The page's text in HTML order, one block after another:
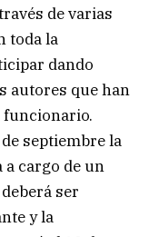
de varias
toda la
dando
autores que han
funcionario.
septiembre la
a cargo de un
ser
y la